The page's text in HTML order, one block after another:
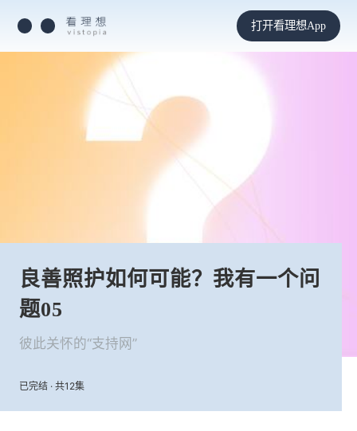
打开看理想App
良善照护如何可能？我有一个问
题05
彼此关怀的“支持网”
已完结 · 共12集